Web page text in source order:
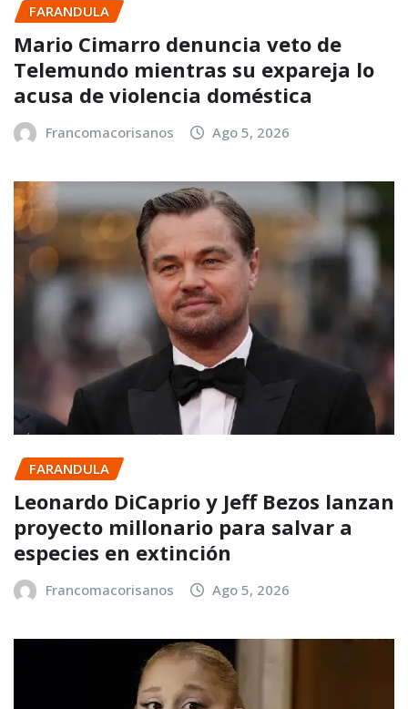
FARANDULA
Mario Cimarro denuncia veto de
Telemundo mientras su expareja lo
acusa de violencia doméstica
Francomacorisanos Ago 5, 2026
FARANDULA
Leonardo DiCaprio y Jeff Bezos lanzan
proyecto millonario para salvar a
especies en extinción
Francomacorisanos Ago 5, 2026